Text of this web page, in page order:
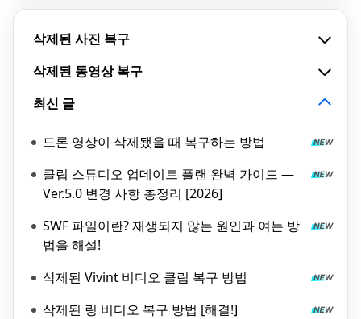
삭제된 사진 복구
삭제된 동영상 복구
최신 글
드론 영상이 삭제됐을 때 복구하는 방법
클립 스튜디오 업데이트 플랜 완벽 가이드 —
Ver.5.0 변경 사항 총정리 [2026]
SWF 파일이란? 재생되지 않는 원인과 여는 방
법을 해설!
삭제된 Vivint 비디오 클립 복구 방법
삭제된 링 비디오 복구 방법 [해결!]